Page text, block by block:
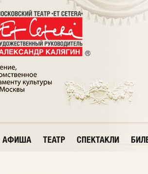
АФИША ТЕАТР СПЕКТАКЛИ